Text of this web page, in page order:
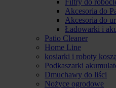
Filtry do
Akcesoria do
Akcesoria do
Ładowarki i
Patio Cleaner
Home Line
kosiarki i roboty
Podkaszarki
Dmuchawy do liści
Nożyce ogrodowe